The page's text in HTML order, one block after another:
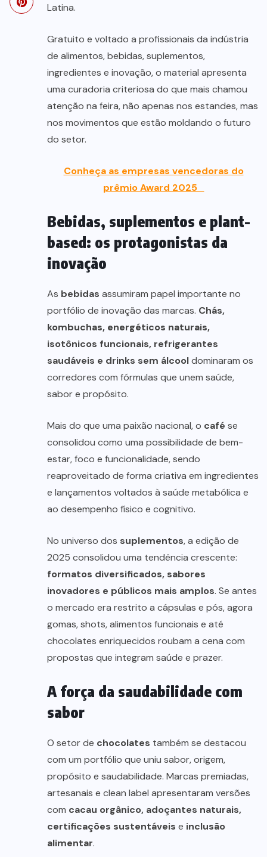
Latina.
Gratuito e voltado a profissionais da indústria
de alimentos, bebidas, suplementos,
ingredientes e inovação, o material apresenta
uma curadoria criteriosa do que mais chamou
atenção na feira, não apenas nos estandes, mas
nos movimentos que estão moldando o futuro
do setor.
Conheça as empresas vencedoras do
prêmio Award 2025
Bebidas, suplementos e plant-
based: os protagonistas da
inovação
As bebidas assumiram papel importante no
portfólio de inovação das marcas. Chás,
kombuchas, energéticos naturais,
isotônicos funcionais, refrigerantes
saudáveis e drinks sem álcooldominaram os
corredores com fórmulas que unem saúde,
sabor e propósito.
Mais do que uma paixão nacional, o café se
consolidou como uma possibilidade de bem-
estar, foco e funcionalidade, sendo
reaproveitado de forma criativa em ingredientes
e lançamentos voltados à saúde metabólica e
ao desempenho físico e cognitivo.
No universo dos suplementos, a edição de
2025 consolidou uma tendência crescente:
formatos diversificados, sabores
inovadores e públicos mais amplos. Se antes
o mercado era restrito a cápsulas e pós, agora
gomas, shots, alimentos funcionais e até
chocolates enriquecidos roubam a cena com
propostas que integram saúde e prazer.
A força da saudabilidade com
sabor
O setor de chocolates também se destacou
com um portfólio que uniu sabor, origem,
propósito e saudabilidade. Marcas premiadas,
artesanais e clean label apresentaram versões
com cacau orgânico, adoçantes naturais,
certificações sustentáveis e inclusão
alimentar.